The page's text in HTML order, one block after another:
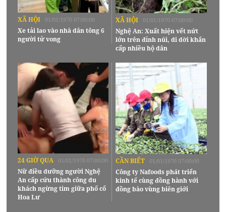
XÃ HỘI 01/01/1970 07:00:00
Xe tải lao vào nhà dân tông 6
người tử vong
XÃ HỘI 01/01/1970 07:00:00
Nghệ An: Xuất hiện vết nứt
lớn trên đỉnh núi, di dời khẩn
cấp nhiều hộ dân
24 GIỜ QUA 01/01/1970 07:00:00
Nữ điều dưỡng người Nghệ
An cấp cứu thành công du
khách ngừng tim giữa phố cổ
Hoa Lư
CẦN BIẾT 01/01/1970 07:00:00
Công ty Nafoods phát triển
kinh tế cùng đồng hành với
đồng bào vùng biên giới